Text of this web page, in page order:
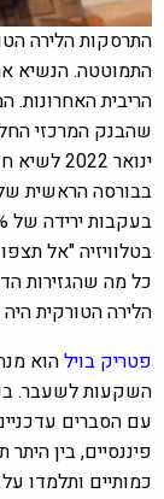
התרסקות הלירה
התמוטטה. הנשיא
שהבנק המרכזי החל
ינואר 2022 לשיא חדש של 18.36
בבורסה הראשית
בטלוויזיה "אל
הלירה הטורקית היה
פטריק בוילהוא
השקעות לשעבר.
עם הסברים
פיננסיים, בין
כמותיים ותלמדו